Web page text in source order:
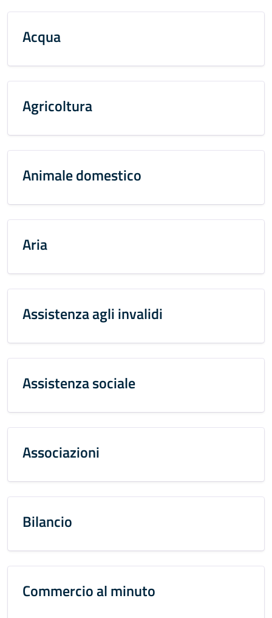
Acqua
Agricoltura
Animale domestico
Aria
Assistenza agli invalidi
Assistenza sociale
Associazioni
Bilancio
Commercio al minuto